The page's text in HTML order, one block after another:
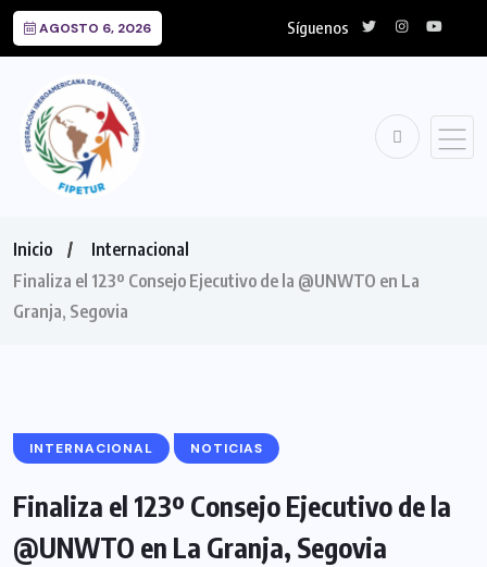
AGOSTO 6, 2026 Síguenos
Inicio
Internacional
Finaliza el 123º Consejo Ejecutivo de la @UNWTO en La
Granja, Segovia
INTERNACIONAL NOTICIAS
Finaliza el 123º Consejo Ejecutivo de la
@UNWTO en La Granja, Segovia